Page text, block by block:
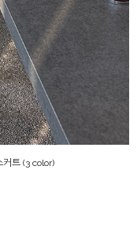
커트 (3 color)